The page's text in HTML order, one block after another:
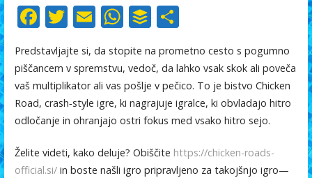
F
ac
e
b
o
o
k
T
itt
er
E
m
ai
l
W
at
s
A
p
p
B
f
er
C
m
p
ar
ti
r
Predstavljajte si, da stopite na prometno cesto s pogumno
piščancem v spremstvu, vedoč, da lahko vsak skok ali poveča
vaš multiplikator ali vas pošlje v pečico. To je bistvo Chicken
Road, crash‑style igre, ki nagrajuje igralce, ki obvladajo hitro
odločanje in ohranjajo ostri fokus med vsako hitro sejo.
Želite videti, kako deluje? Obiščite https://chicken-roads-
official.si/in boste našli igro pripravljeno za takojšnjo igro—